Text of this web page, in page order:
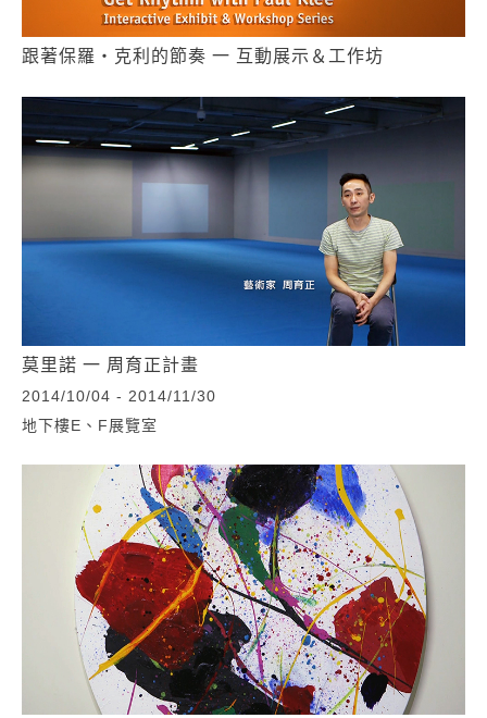
跟著保羅‧克利的節奏 一 互動展示＆工作坊
莫里諾 一 周育正計畫
2014/10/04 - 2014/11/30
地下樓E、F展覽室